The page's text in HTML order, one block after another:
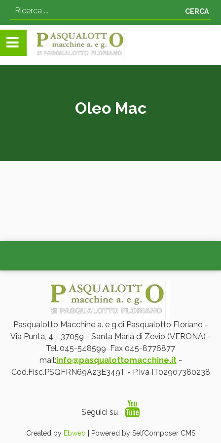
CERCA
Oleo Mac
Pasqualotto Macchine a. e g.di Pasqualotto Floriano -
Via Punta, 4 - 37059 - Santa Maria di Zevio (VERONA) -
Tel..045-548599 Fax 045-8776877
mail:info@pasqualottomacchine.it-
Cod.Fisc.PSQFRN69A23E349T - P.Iva IT02907380238
Seguici su
Created by Ebweb | Powered by SelfComposer CMS